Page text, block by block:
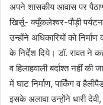
अपने शासकीय आवास पर
खिर्सू- क्यूँकलेश्वर-पौड़ी
उन्होंने अधिकारियों को
के निर्देश दिये। डाॅ. रावत ने
व हिलाहवाली बर्दाश्त नहीं की
में घाट निर्माण, पार्किंग व
इसके अलावा उन्होंने धारी